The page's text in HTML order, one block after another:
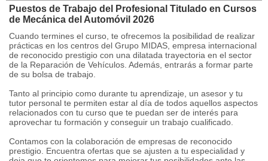
Puestos de Trabajo del Profesional Titulado en Cursos
de Mecánica del Automóvil 2026
Cuando termines el curso, te ofrecemos la posibilidad de realizar
prácticas en los centros del Grupo MIDAS, empresa internacional
de reconocido prestigio con una dilatada trayectoria en el sector
de la Reparación de Vehículos. Además, entrarás a formar parte
de su bolsa de trabajo.
Tanto al principio como durante tu aprendizaje, un asesor y tu
tutor personal te permiten estar al día de todos aquellos aspectos
relacionados con tu curso que te puedan ser de interés para
aprovechar tu formación y conseguir un trabajo cualificado.
Contamos con la colaboración de empresas de reconocido
prestigio. Encuentra ofertas que se ajusten a tu especialidad y